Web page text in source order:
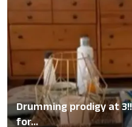
Drumming prodigy at
for...